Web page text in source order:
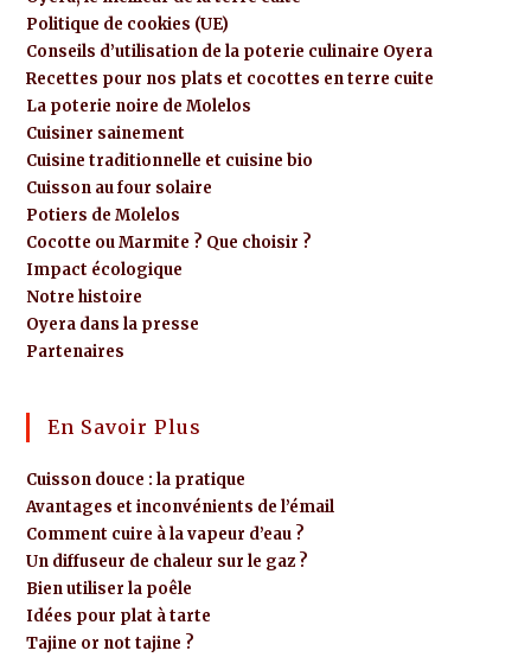
Politique de cookies (UE)
Conseils d’utilisation de la poterie culinaire Oyera
Recettes pour nos plats et cocottes en terre cuite
La poterie noire de Molelos
Cuisiner sainement
Cuisine traditionnelle et cuisine bio
Cuisson au four solaire
Potiers de Molelos
Cocotte ou Marmite ? Que choisir ?
Impact écologique
Notre histoire
Oyera dans la presse
Partenaires
En Savoir Plus
Cuisson douce : la pratique
Avantages et inconvénients de l’émail
Comment cuire à la vapeur d’eau ?
Un diffuseur de chaleur sur le gaz ?
Bien utiliser la poêle
Idées pour plat à tarte
Tajine or not tajine ?